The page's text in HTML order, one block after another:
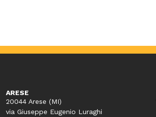
ARESE
20044 Arese (MI)
via Giuseppe Eugenio Luraghi